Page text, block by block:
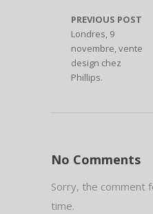
PREVIOUS POST
Londres, 9
novembre, vente
design chez
Phillips.
No Comments
Sorry, the comment
time.